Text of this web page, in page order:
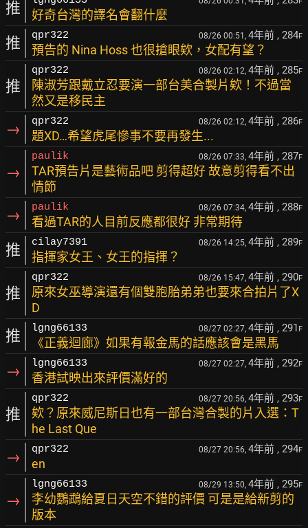
推 好奇台灣的譯名會翻什麼
推 qpr322 08/26 00:51, 4年前 , 284F
預告的 Nina Hoss 也很搶眼欸，女配有望？
推
qpr322 08/26 02:12, 4年前 , 285F
陳淑芳跟戴立忍要演一部台美合製片欸！不過當
然又是移民主
→ qpr322 08/26 02:12, 4年前 , 286F
題XD…希望虎尾慘事不要再發生...
→
paulik 08/26 07:33, 4年前 , 287F
TAR預告片是藝術品吧 剪得超好 故意剪得看不出
情節
→ paulik 08/26 07:34, 4年前 , 288F
看過TAR的人目前反應都很好 非常期待
推 cilay7391 08/26 14:25, 4年前 , 289F
指揮家女王、女王的指揮？
推
qpr322 08/26 15:47, 4年前 , 290F
原來女巫導演還有個雙胞胎弟弟也要來合拍片了X
D
推 lgng66133 08/27 02:27, 4年前 , 291 F
《正義迴廊》如果有報金馬的話應該會是黑馬
→ lgng66133 08/27 02:27, 4年前 , 292F
香港試映出來評價滿好的
推
qpr322 08/27 20:56, 4年前 , 293F
欸？原來威尼斯日也有一部台灣合製的片入選：T
he Last Que
→ qpr322 08/27 20:56, 4年前 , 294F
en
→
lgng66133 08/29 13:50, 4年前 , 295F
李幼鸚鵡給夏日天空不錯的評價 可是是給新剪的
版本